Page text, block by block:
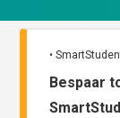
•
Bespaar